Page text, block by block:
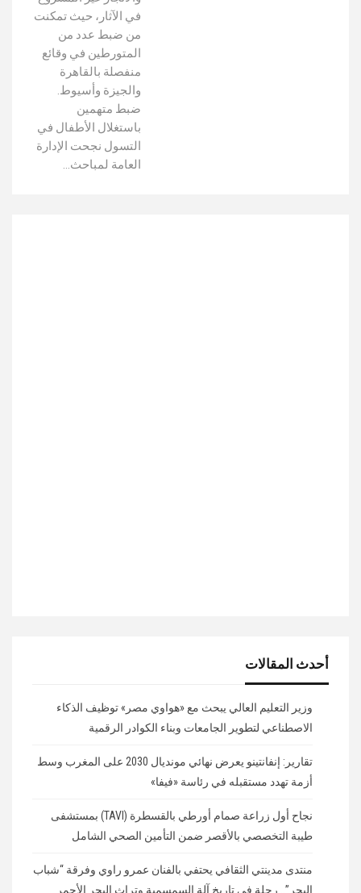
في الآثار، حيث تمكنت
من ضبط عدد من
المتورطين في وقائع
منفصلة بالقاهرة
والجيزة وأسيوط.
ضبط متهمين
باستغلال الأطفال في
التسول نجحت الإدارة
العامة لمباحث…
أحدث المقالات
وزير التعليم العالي يبحث مع «هواوي مصر» توظيف الذكاء
الاصطناعي لتطوير الجامعات وبناء الكوادر الرقمية
تقارير: إنفانتينو يعرض نهائي مونديال 2030 على المغرب وسط
أزمة تهدد مستقبله في رئاسة «فيفا»
نجاح أول زراعة صمام أورطي بالقسطرة (TAVI) بمستشفى
طيبة التخصصي بالأقصر ضمن التأمين الصحي الشامل
منتدى مدينتي الثقافي يحتفي بالفنان عمرو راوي وفرقة “شباب
البحر”.. رحلة في تاريخ آلة السمسمية وتراث البحر الأحمر